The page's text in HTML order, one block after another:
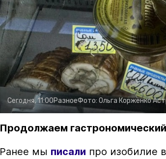
Сегодня, 11:00РазноеФото: Ольга Корженко
Продолжаем
Ранее мы писали про изобилие